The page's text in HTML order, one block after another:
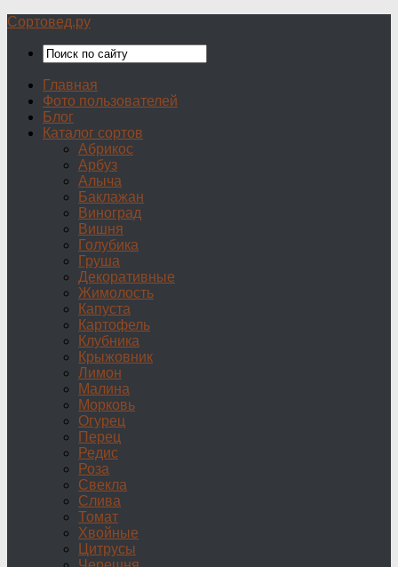
Сортовед.ру
Главная
Фото пользователей
Блог
Каталог сортов
Абрикос
Арбуз
Алыча
Баклажан
Виноград
Вишня
Голубика
Груша
Декоративные
Жимолость
Капуста
Картофель
Клубника
Крыжовник
Лимон
Малина
Морковь
Огурец
Перец
Редис
Роза
Свекла
Слива
Томат
Хвойные
Цитрусы